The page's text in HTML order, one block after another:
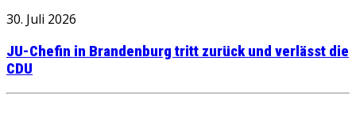
30. Juli 2026
JU-Chefin in Brandenburg tritt zurück und verlässt die
CDU